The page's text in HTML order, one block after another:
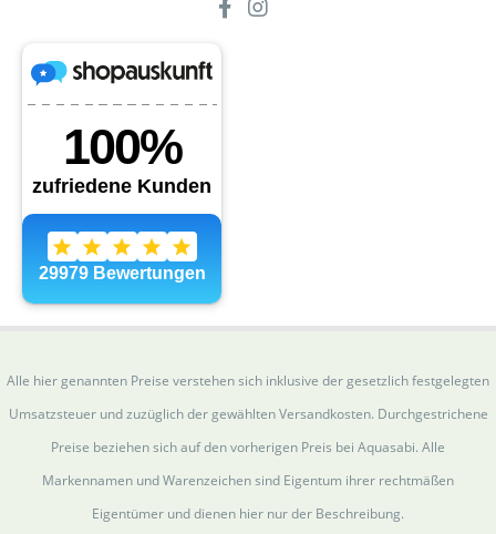
Alle hier genannten Preise verstehen sich inklusive der gesetzlich festgelegten
Umsatzsteuer und zuzüglich der gewählten Versandkosten. Durchgestrichene
Preise beziehen sich auf den vorherigen Preis bei Aquasabi. Alle
Markennamen und Warenzeichen sind Eigentum ihrer rechtmäßen
Eigentümer und dienen hier nur der Beschreibung.